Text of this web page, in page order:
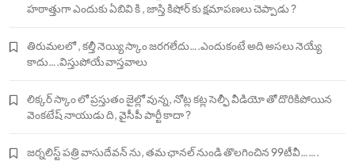
హఠాత్తుగా ఎందుకు ఏబివి కి , జాస్తి కిషోర్ కు క్షమాపణలు చెప్పాడు ?
తిరుమలలో , కల్తీ నెయ్యి స్కాం జరగలేదు….ఎందుకంటే అది అసలు నెయ్యే
కాదు….విస్తుపోయే వాస్తవాలు
లిక్కర్ స్కాం లో ప్రస్తుతం జైల్లో వున్న, నోట్ల కట్ల సెల్ఫీ వీడియో తో దొరికిపోయిన
వెంకటేష్ నాయుడు ది, వైసీపీ పార్టీ కాదా ?
జర్నలిస్ట్ పత్రి వాసుదేవన్ ను, తమ ఛానల్ నుండి తొలగించిన 99టీవీ…….